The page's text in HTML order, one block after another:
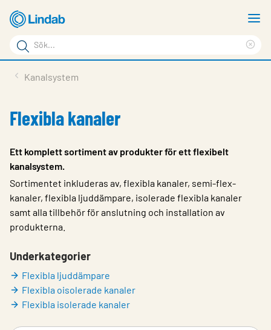
Hoppa
till
huvudinnehållet
Sökord
Sök
på
Service & Support
Om Lindab
Kontakt
Logga in
Choose languge
Sweden
Kanalsystem
Flexibla kanaler
Ett komplett sortiment av produkter för ett flexibelt
kanalsystem.
Sortimentet inkluderas av, flexibla kanaler, semi-flex-
kanaler, flexibla ljuddämpare, isolerade flexibla kanaler
samt alla tillbehör för anslutning och installation av
produkterna.
Underkategorier
Flexibla ljuddämpare
Flexibla oisolerade kanaler
Flexibla isolerade kanaler